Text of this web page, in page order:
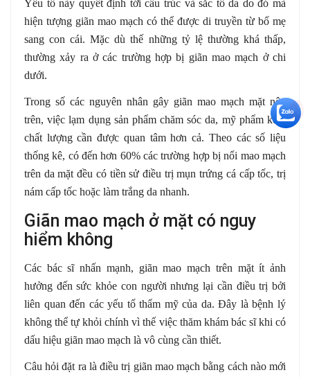
Yếu tố này quyết định tới cấu trúc và sắc tố da do đó mà
hiện tượng giãn mao mạch có thể được di truyền từ bố mẹ
sang con cái. Mặc dù thế những tỷ lệ thường khá thấp,
thường xảy ra ở các trường hợp bị giãn mao mạch ở chi
dưới.
Trong số các nguyên nhân gây giãn mao mạch mặt nêu
trên, việc lạm dụng sản phẩm chăm sóc da, mỹ phẩm kém
chất lượng cần được quan tâm hơn cả. Theo các số liệu
thống kê, có đến hơn 60% các trường hợp bị nổi mao mạch
trên da mặt đều có tiền sử điều trị mụn trứng cá cấp tốc, trị
nám cấp tốc hoặc làm trắng da nhanh.
Giãn mao mạch ở mặt có nguy
hiểm không
Các bác sĩ nhấn mạnh, giãn mao mạch trên mặt ít ảnh
hưởng đến sức khỏe con người nhưng lại cần điều trị bởi
liên quan đến các yếu tố thẩm mỹ của da. Đây là bệnh lý
không thể tự khỏi chính vì thế việc thăm khám bác sĩ khi có
dấu hiệu giãn mao mạch là vô cùng cần thiết.
Câu hỏi đặt ra là điều trị giãn mao mạch bằng cách nào mới
+5